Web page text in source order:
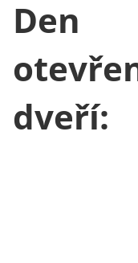
Den
dveří: